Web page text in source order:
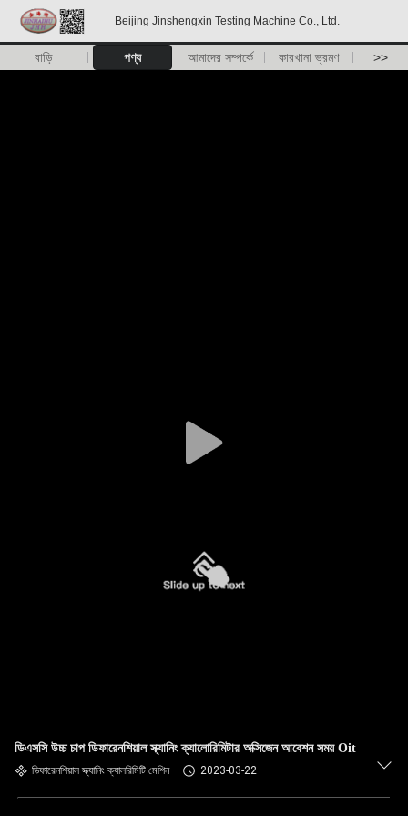
Beijing Jinshengxin Testing Machine Co., Ltd.
বাড়ি পণ্য আমাদের সম্পর্কে কারখানা ভ্রমণ >>
ডিএসসি উচ্চ চাপ ডিফারেনশিয়াল স্ক্যানিং ক্যালোরিমিটার অক্সিজেন আবেশন সময় Oit
ডিফারেনশিয়াল স্ক্যানিং ক্যালরিমিটি মেশিন 2023-03-22